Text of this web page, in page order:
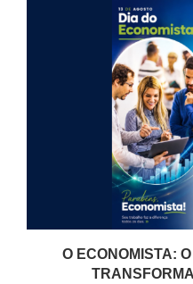
O ECONOMISTA: